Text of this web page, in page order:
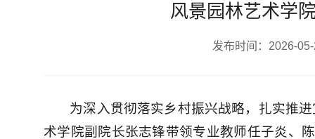
风景园林艺术学
发布时间：2026-
为深入贯彻落实乡村振兴战略，扎实推
术学院副院长张志锋带领专业教师任子炎、